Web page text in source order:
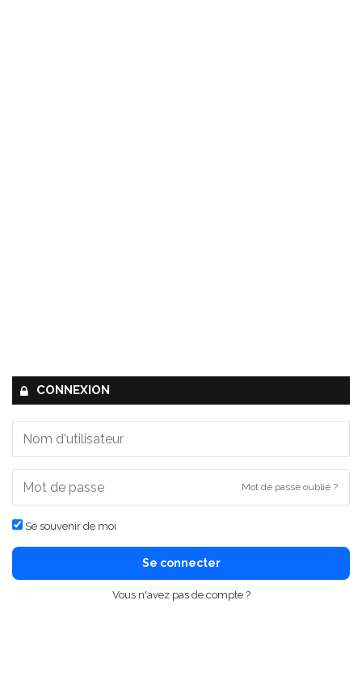
CONNEXION
Mot de passe oublié ?
Se souvenir de moi
Se connecter
Vous n'avez pas de compte ?